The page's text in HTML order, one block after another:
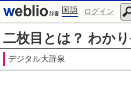
国語 ログイン
二枚目とは？ わか
デジタル大辞泉